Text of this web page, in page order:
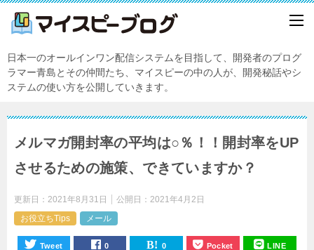
日本一のオールインワン配信システムを目指して、開発者のプログ
ラマー青島とその仲間たち、マイスピーの中の人が、開発秘話やシ
ステムの使い方を公開していきます。
メルマガ開封率の平均は○％！！開封率をUP
させるための施策、できていますか？
更新日： 2021年8月31日 公開日： 2021年4月2日
お役立ちTips
メール
Tweet 0 0 Pocket LINE